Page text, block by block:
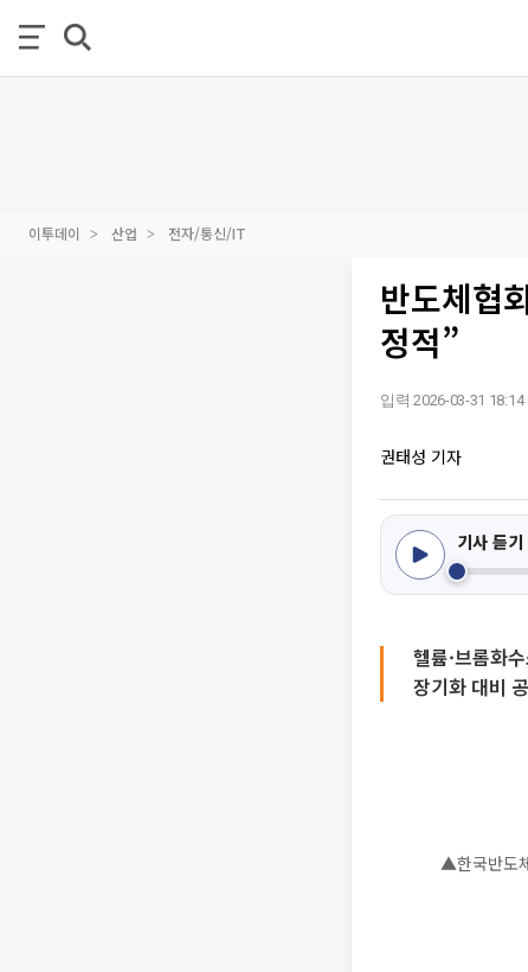
이투데이 산업 전자/통신/IT
반도체협
정적”
입력 2026-03-31 18:14
권태성 기자
기사 듣기
헬륨·브롬화
장기화 대비
▲한국반도